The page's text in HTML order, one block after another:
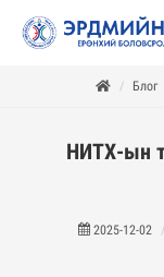
Блог
НИТХ-ын
2025-12-02